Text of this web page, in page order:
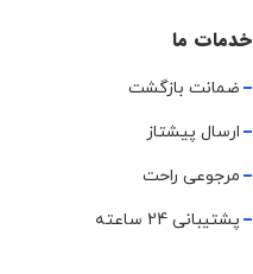
خدمات ما
ضمانت بازگشت
ارسال پیشتاز
مرجوعی راحت
پشتیبانی 24 ساعته